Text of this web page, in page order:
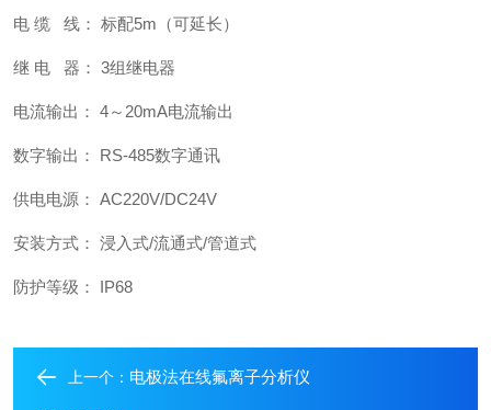
电 缆 线： 标配5m（可延长）
继 电 器： 3组继电器
电流输出： 4～20mA电流输出
数字输出： RS-485数字通讯
供电电源： AC220V/DC24V
安装方式： 浸入式/流通式/管道式
防护等级： IP68
上一个： 电极法在线氟离子分析仪